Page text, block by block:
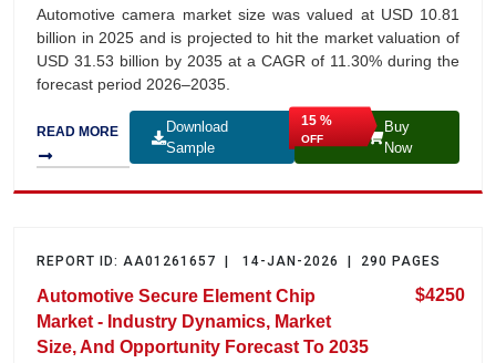
Automotive camera market size was valued at USD 10.81
billion in 2025 and is projected to hit the market valuation of
USD 31.53 billion by 2035 at a CAGR of 11.30% during the
forecast period 2026–2035.
READ MORE
Download
Sample
15 %
OFF
Buy
Now
REPORT ID: AA01261657 | 14-JAN-2026 | 290 PAGES
Automotive Secure Element Chip
Market - Industry Dynamics, Market
Size, And Opportunity Forecast To 2035
$4250